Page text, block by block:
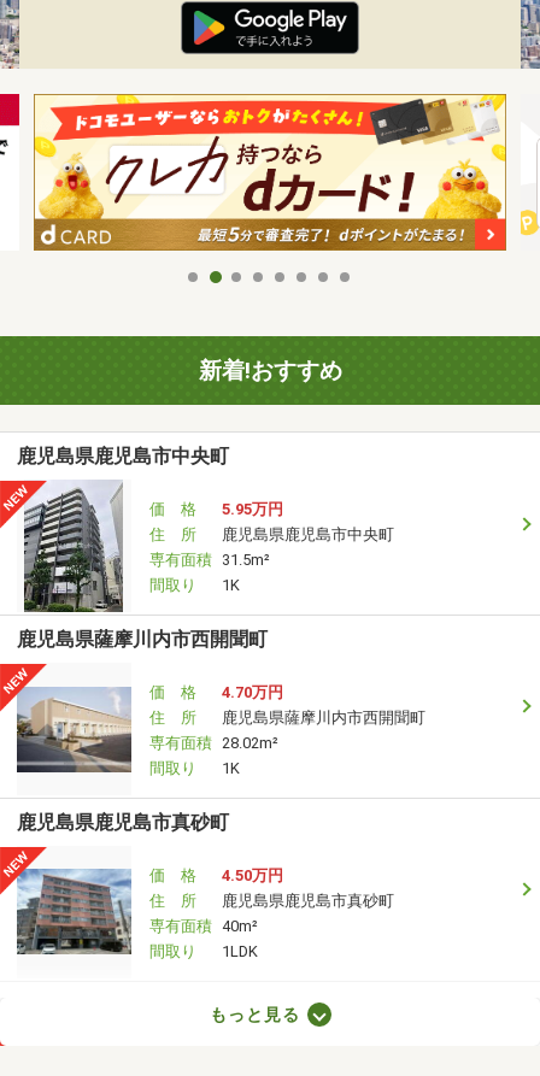
新着!おすすめ
鹿児島県鹿児島市中央町
価 格
5.95万円
住 所
鹿児島県鹿児島市中央町
専有面積 31.5m²
間取り
1K
鹿児島県薩摩川内市西開聞町
価 格
4.70万円
住 所
鹿児島県薩摩川内市西開聞町
専有面積 28.02m²
間取り
1K
鹿児島県鹿児島市真砂町
価 格
4.50万円
住 所
鹿児島県鹿児島市真砂町
専有面積 40m²
間取り
1LDK
鹿児島県姶良市加治木町反土
もっと見る